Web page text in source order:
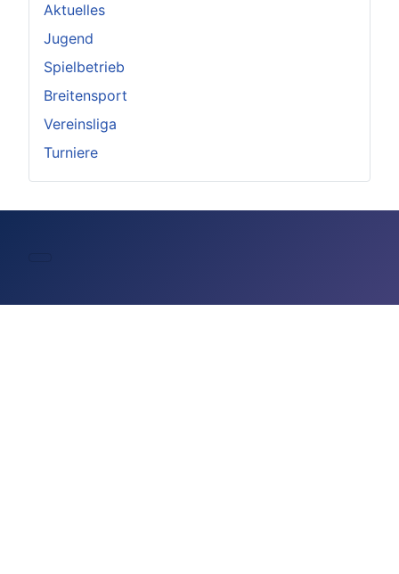
Aktuelles
Jugend
Spielbetrieb
Breitensport
Vereinsliga
Turniere